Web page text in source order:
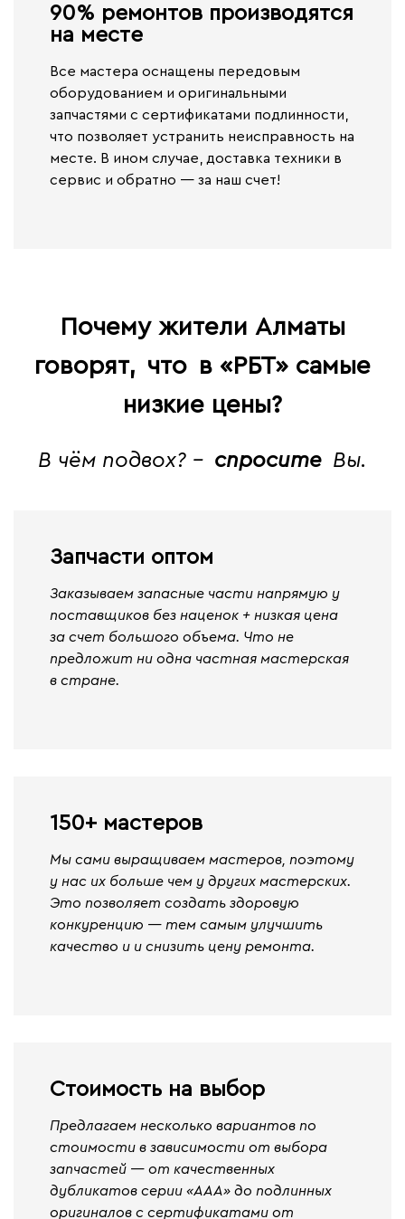
90% ремонтов производятся
на месте​
Все мастера оснащены передовым
оборудованием и оригинальными
запчастями с сертификатами подлинности,
что позволяет устранить неисправность на
месте. В ином случае, доставка техники в
сервис и обратно — за наш счет!
Почему жители Алматы
говорят, что в «РБТ» самые
низкие цены?
В чём подвох? - спросите Вы.
Запчасти оптом
Заказываем запасные части напрямую у
поставщиков без наценок + низкая цена
за счет большого объема. Что не
предложит ни одна частная мастерская
в стране.
150+ мастеров
Мы сами выращиваем мастеров, поэтому
у нас их больше чем у других мастерских.
Это позволяет создать здоровую
конкуренцию — тем самым улучшить
качество и и снизить цену ремонта.
Стоимость на выбор
Предлагаем несколько вариантов по
стоимости в зависимости от выбора
запчастей — от качественных
дубликатов серии «ААА» до подлинных
оригиналов с сертификатами от